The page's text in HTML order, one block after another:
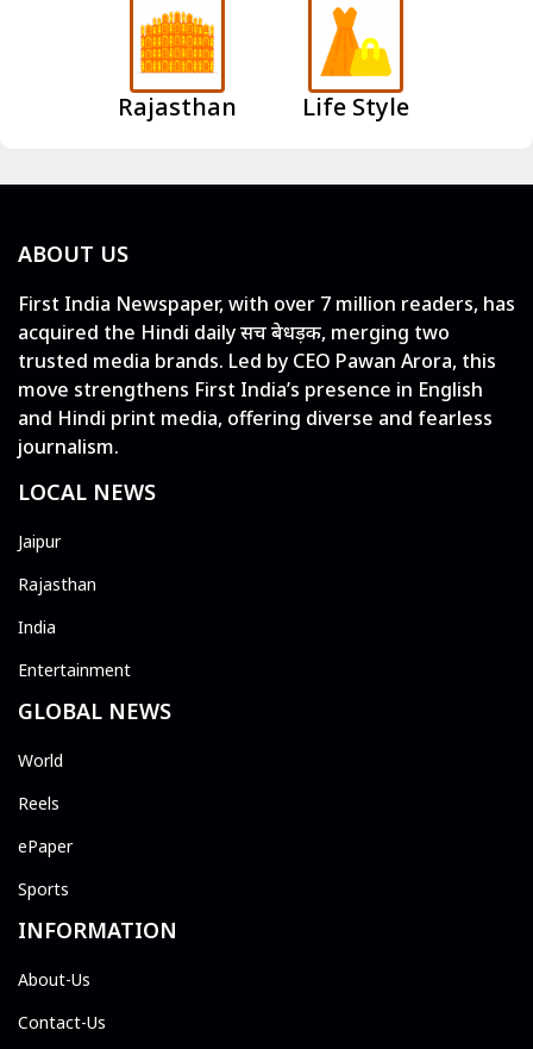
Rajasthan Life Style
ABOUT US
First India Newspaper, with over 7 million readers, has
acquired the Hindi daily सच बेधड़क, merging two
trusted media brands. Led by CEO Pawan Arora, this
move strengthens First India’s presence in English
and Hindi print media, offering diverse and fearless
journalism.
LOCAL NEWS
Jaipur
Rajasthan
India
Entertainment
GLOBAL NEWS
World
Reels
ePaper
Sports
INFORMATION
About-Us
Contact-Us